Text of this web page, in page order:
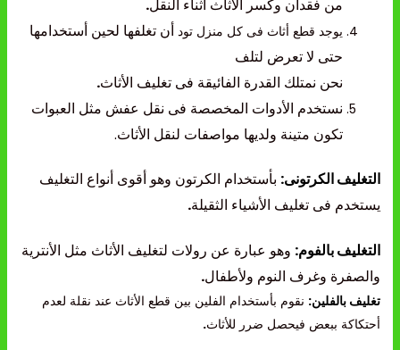
من فقدان وكسر الأثاث أثناء النقل.
يوجد قطع أثاث فى كل منزل تود أن تغلفها لحين أستخدامها
حتى لا تعرض لتلف
نحن نمتلك القدرة الفائيقة فى تغليف الأثاث.
نستخدم الأدوات المخصصة فى نقل عفش مثل العبوات
تكون متينة ولديها مواصفات لنقل الأثاث.
التغليف الكرتونى: بأستخدام الكرتون وهو أقوى أنواع التغليف
يستخدم فى تغليف الأشياء الثقيلة.
التغليف بالفوم: وهو عبارة عن رولات لتغليف الأثاث مثل الأنترية
والصفرة وغرف النوم ولأطفال.
تغليف بالفلين: نقوم بأستخدام الفلين بين قطع الأثاث عند نقلة لعدم
أحتكاكة ببعض فيحصل ضرر للأثاث.